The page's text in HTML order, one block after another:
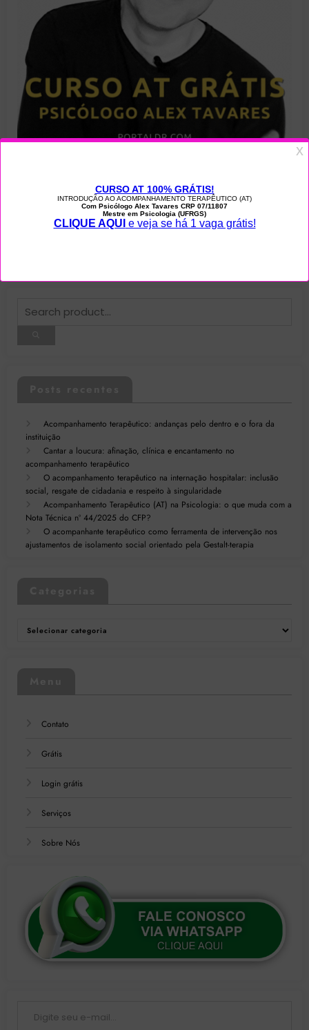
Acompanhamento terapêutico: andanças pelo dentro e o fora da
instituição
Cantar a loucura: afinação, clínica e encantamento no
acompanhamento terapêutico
O acompanhamento terapêutico na internação hospitalar: inclusão
social, resgate de cidadania e respeito à singularidade
Acompanhamento Terapêutico (AT) na Psicologia: o que muda com a
Nota Técnica nº 44/2025 do CFP?
O acompanhante terapêutico como ferramenta de intervenção nos
ajustamentos de isolamento social orientado pela Gestalt-terapia
Contato
Grátis
Login grátis
Serviços
Sobre Nós